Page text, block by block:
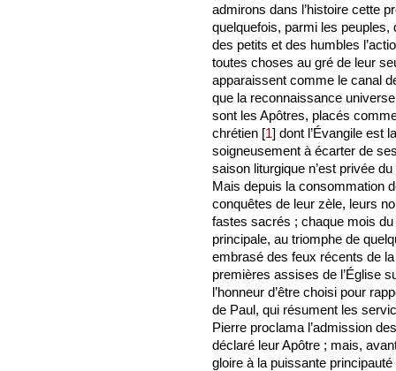
admirons dans l’histoire cette
quelquefois, parmi les peuples,
des petits et des humbles
toutes choses au gré de leur
apparaissent comme le canal
que la reconnaissance
sont les Apôtres, placés
chrétien [1] dont l’Évangile est
soigneusement à écarter de
saison liturgique n’est privée
Mais depuis la consommation
conquêtes de leur zèle, leurs
fastes sacrés ; chaque mois
principale, au triomphe de
embrasé des feux récents de
premières assises de l’Église
l’honneur d’être choisi pour
de Paul, qui résument les
Pierre proclama l’admission
déclaré leur Apôtre ; mais,
gloire à la puissante